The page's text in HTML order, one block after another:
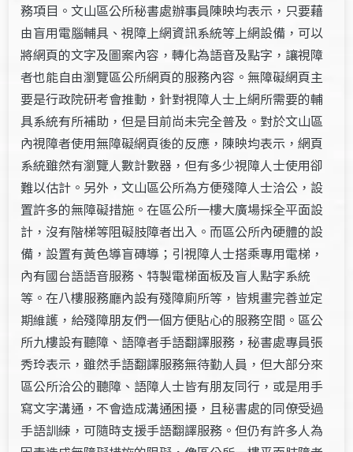
務項目。文山區公所秘書處辦事員陳映均表示，只要藉
由盲用電腦輔具、視障上網資訊系統等上網設備，可以
將網頁的文字及圖案內容，轉化為語音及點字，讓視障
者也能自由瀏覽區公所網頁的服務內容。無障礙網頁主
要是行政院研考會推動，針對視障人士上網所需要的輔
具系統有所補助，但是目前尚未完全普及。對於文山區
內視障者使用無障礙網頁後的反應，陳映均表示，網頁
系統雖然有瀏覽人數計數器，但有多少視障人士使用卻
難以估計。另外，文山區公所為方便殘障人士洽公，設
置許多的無障礙措施。在區公所一樓大廣場採全平面設
計，沒有階梯等阻礙肢障者出入。而區公所內硬體的設
備，設置有黃色導盲磚導；引視障人士搭乘專用電梯，
內有國台語語音服務、特製電梯面板及盲人點字系統
等。在八樓服務廳內設有殘障廁所等，皆規畫完善並定
期維護，給殘障朋友們一個方便貼心的服務空間。區公
所九樓設有聽障、語障者手語翻譯服務，秘書處專員張
秀玲表示，雖然手語翻譯服務無待勤人員，但大部分來
區公所洽公的聽障、語障人士皆有朋友同行，或是用手
寫文字溝通，不會造成溝通困擾，且秘書處的同僚受過
手語訓練，可隨時支援手語翻譯服務。但仍有許多人為